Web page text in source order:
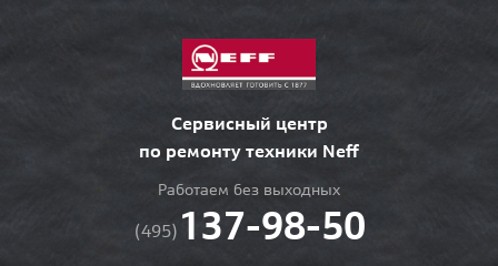
Сервисный центр
по ремонту техники Neff
Работаем без выходных
(495) 137-98-50